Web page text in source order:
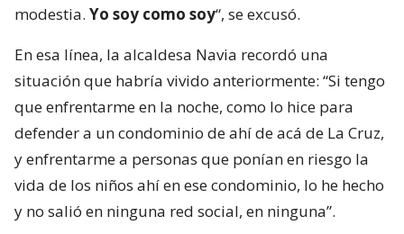
modestia. Yo soy como soy“, se excusó.
En esa línea, la alcaldesa Navia recordó una
situación que habría vivido anteriormente: “Si tengo
que enfrentarme en la noche, como lo hice para
defender a un condominio de ahí de acá de La Cruz,
y enfrentarme a personas que ponían en riesgo la
vida de los niños ahí en ese condominio, lo he hecho
y no salió en ninguna red social, en ninguna”.